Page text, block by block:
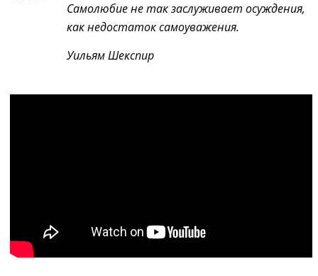
Самолюбие не так заслуживает осуждения,
как недостаток самоуважения.
Уильям Шекспир